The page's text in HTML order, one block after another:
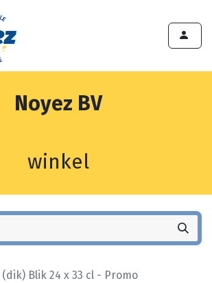
Noyez BV
winkel
Blik 24 x 33 cl - Promo